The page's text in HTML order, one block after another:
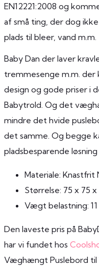
EN12221:2008 og
af små ting, der dog
plads til bleer, vand m.m.
Baby Dan der laver
tremmesenge m.m. der
design og gode priser i
Babytrold. Og det
mindre det hvide
det samme. Og begge
pladsbesparende
Materiale:
Størrelse: 75 x 75 x
Vægt belastning:
Den laveste pris på
har vi fundet hos
Væghængt Puslebord til